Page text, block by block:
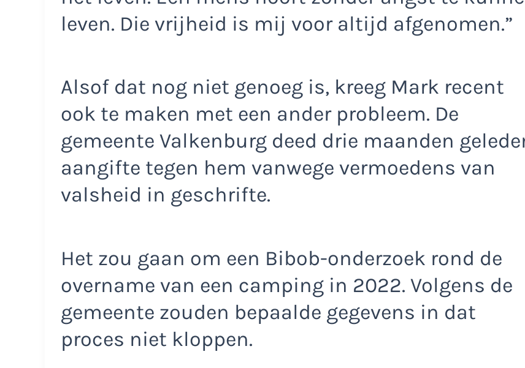
leven. Die vrijheid is mij voor altijd afgenomen.”
Alsof dat nog niet genoeg is, kreeg Mark recent
ook te maken met een ander probleem. De
gemeente Valkenburg deed drie maanden
aangifte tegen hem vanwege vermoedens van
valsheid in geschrifte.
Het zou gaan om een Bibob-onderzoek rond de
overname van een camping in 2022. Volgens de
gemeente zouden bepaalde gegevens in dat
proces niet kloppen.